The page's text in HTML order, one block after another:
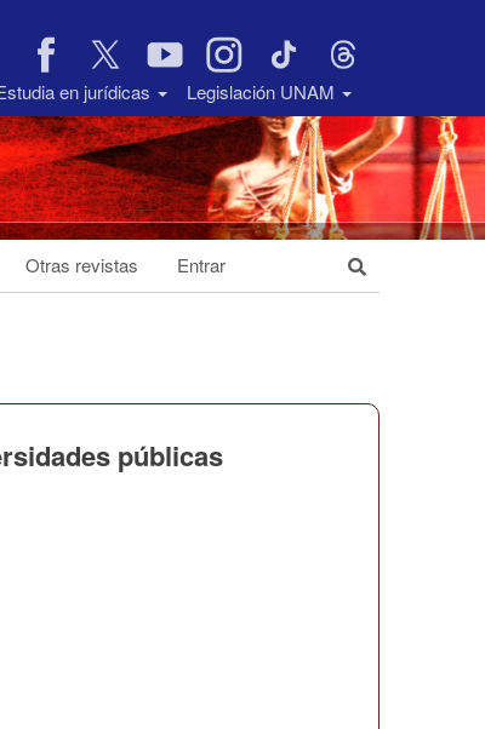
en jurídicas Legislación UNAM
Otras revistas Entrar
públicas